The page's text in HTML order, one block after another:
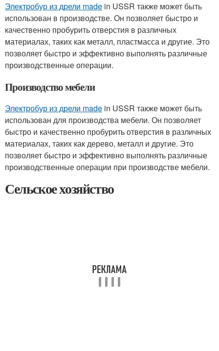
Электробур из дрели made in USSR также может быть
использован в производстве. Он позволяет быстро и
качественно пробурить отверстия в различных
материалах, таких как металл, пластмасса и другие. Это
позволяет быстро и эффективно выполнять различные
производственные операции.
Производство мебели
Электробур из дрели made in USSR также может быть
использован для производства мебели. Он позволяет
быстро и качественно пробурить отверстия в различных
материалах, таких как дерево, металл и другие. Это
позволяет быстро и эффективно выполнять различные
производственные операции при производстве мебели.
Сельское хозяйство